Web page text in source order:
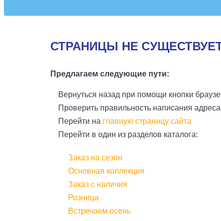
СТРАНИЦЫ НЕ
Предлагаем следующие пути:
Вернуться назад при помощи кнопки
Проверить правильность написания
Перейти на главную страницу сайта
Перейти в один из разделов каталога:
Заказ на сезон
Основная коллекция
Заказ с наличия
Розница
Встречаем осень